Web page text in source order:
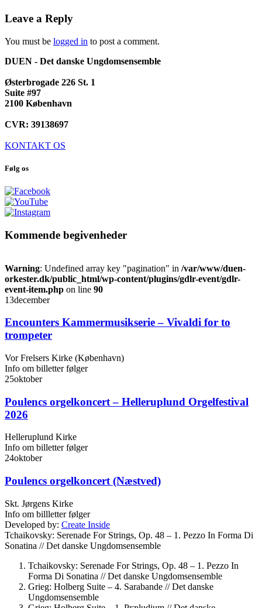
Leave a Reply
You must be logged in to post a comment.
DUEN - Det danske Ungdomsensemble
Østerbrogade 226 St. 1
Suite #97
2100 København
CVR: 39138697
KONTAKT OS
Følg os
Kommende begivenheder
Warning: Undefined array key "pagination" in /var/www/duen-
orkester.dk/public_html/wp-content/plugins/gdlr-event/gdlr-
event-item.php on line 90
13december
Encounters Kammermusikserie – Vivaldi for to
trompeter
Vor Frelsers Kirke (København)
Info om billetter følger
25oktober
Poulencs orgelkoncert – Helleruplund Orgelfestival
2026
Helleruplund Kirke
Info om billetter følger
24oktober
Poulencs orgelkoncert (Næstved)
Skt. Jørgens Kirke
Info om billletter følger
Developed by: Create Inside
Tchaikovsky: Serenade For Strings, Op. 48 – 1. Pezzo In Forma Di
Sonatina //Det danske Ungdomsensemble
Tchaikovsky: Serenade For Strings, Op. 48 – 1. Pezzo In
Forma Di Sonatina //Det danske Ungdomsensemble
Grieg: Holberg Suite – 4. Sarabande //Det danske
Ungdomsensemble